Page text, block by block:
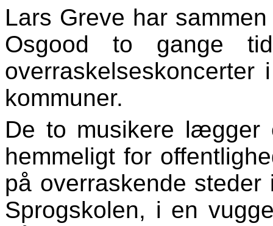
Lars Greve har
Osgood to gange
kommuner.
De to musikere lægger
hemmeligt for
på overraskende
Sprogskolen, i en